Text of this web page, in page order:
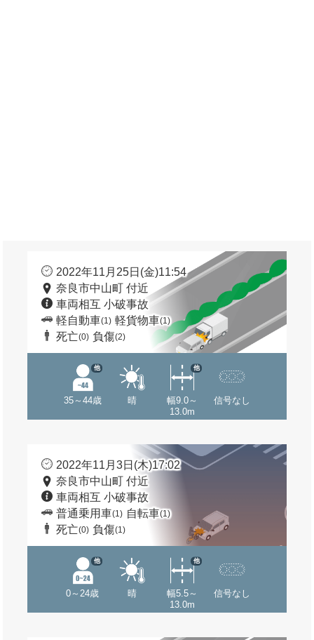
2022年11月25日(金)11:54
奈良市中山町 付近
車両相互 小破事故
軽自動車(1) 軽貨物車(1)
死亡(0) 負傷(2)
35～44歳
他
晴
幅9.0～
13.0m
他
信号なし
2022年11月3日(木)17:02
奈良市中山町 付近
車両相互 小破事故
普通乗用車(1) 自転車(1)
死亡(0) 負傷(1)
0～24歳
他
晴
幅5.5～
13.0m
他
信号なし